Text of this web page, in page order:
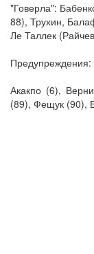
"Говерла":
88), Трухин,
Ле Таллек
Предупреждения:
Акакпо (6),
(89), Фещук (90),